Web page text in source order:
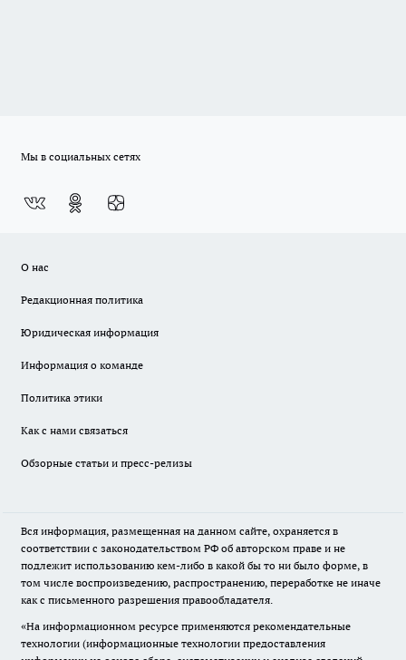
Мы в социальных сетях
О нас
Редакционная политика
Юридическая информация
Информация о команде
Политика этики
Как с нами связаться
Обзорные статьи и пресс-релизы
Вся информация, размещенная на данном сайте, охраняется в
соответствии с законодательством РФ об авторском праве и не
подлежит использованию кем-либо в какой бы то ни было форме, в
том числе воспроизведению, распространению, переработке не иначе
как с письменного разрешения правообладателя.
«На информационном ресурсе применяются рекомендательные
технологии (информационные технологии предоставления